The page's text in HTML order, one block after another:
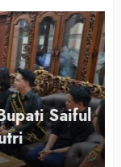
Saiful